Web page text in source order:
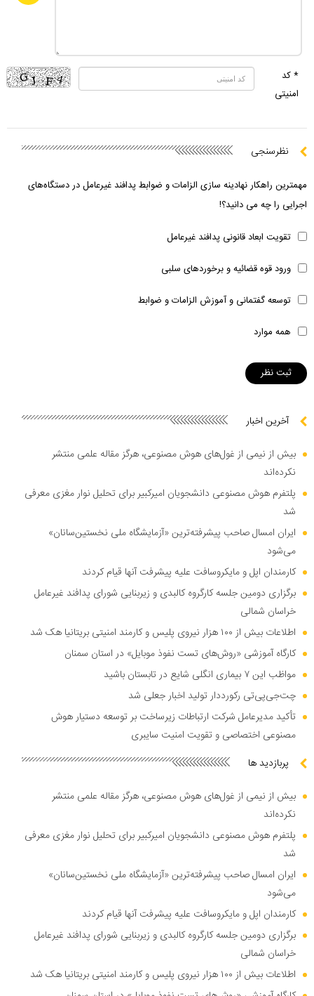
* کد
امنیتی
نظرسنجی
مهمترین راهکار نهادینه سازی الزامات و ضوابط پدافند غیرعامل در دستگاه‌های
اجرایی را چه می دانید؟!
تقویت ابعاد قانونی پدافند غیرعامل
ورود قوه قضائیه و برخوردهای سلبی
توسعه گفتمانی و آموزش الزامات و ضوابط
همه موارد
آخرین اخبار
بیش از نیمی از غول‌های هوش مصنوعی، هرگز مقاله علمی منتشر
نکرده‌اند
پلتفرم هوش مصنوعی دانشجویان امیرکبیر برای تحلیل نوار مغزی معرفی
شد
ایران امسال صاحب پیشرفته‌ترین «آزمایشگاه ملی نخستین‌سانان»
می‌شود
کارمندان اپل و مایکروسافت علیه پیشرفت آنها قیام کردند
برگزاری دومین جلسه کارگروه کالبدی و زیربنایی شورای پدافند غیرعامل
خراسان شمالی
اطلاعات بیش از ۱۰۰ هزار نیروی پلیس و کارمند امنیتی بریتانیا هک شد
کارگاه آموزشی «روش‌های تست نفوذ موبایل» در استان سمنان
مواظب این ۷ بیماری انگلی شایع در تابستان باشید
چت‌جی‌پی‌تی رکورددار تولید اخبار جعلی شد
تأکید مدیرعامل شرکت ارتباطات زیرساخت بر توسعه دستیار هوش
مصنوعی اختصاصی و تقویت امنیت سایبری
پربازدید ها
بیش از نیمی از غول‌های هوش مصنوعی، هرگز مقاله علمی منتشر
نکرده‌اند
پلتفرم هوش مصنوعی دانشجویان امیرکبیر برای تحلیل نوار مغزی معرفی
شد
ایران امسال صاحب پیشرفته‌ترین «آزمایشگاه ملی نخستین‌سانان»
می‌شود
کارمندان اپل و مایکروسافت علیه پیشرفت آنها قیام کردند
برگزاری دومین جلسه کارگروه کالبدی و زیربنایی شورای پدافند غیرعامل
خراسان شمالی
اطلاعات بیش از ۱۰۰ هزار نیروی پلیس و کارمند امنیتی بریتانیا هک شد